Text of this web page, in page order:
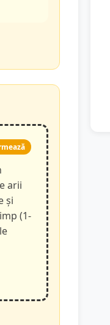
arii
și
(1-